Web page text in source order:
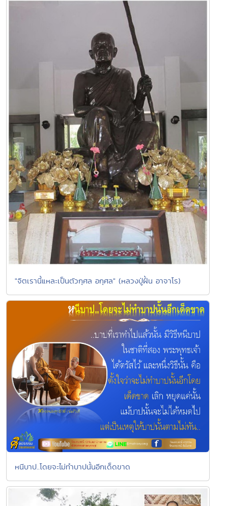
"จิตเรานี้แหละเป็นตัวกุศล อกุศล" (หลวงปู่ฝั้น อาจาโร)
หนีบาป..โดยจะไม่ทำบาปนั้นอีกเด็ดขาด